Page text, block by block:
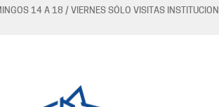
14 A 18 / VIERNES SÓLO VISITAS